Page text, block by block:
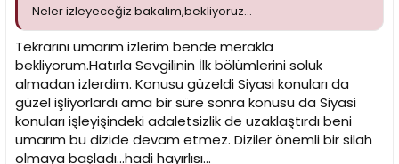
Neler izleyeceğiz bakalım,bekliyoruz...
Tekrarını umarım izlerim bende merakla
bekliyorum.Hatırla Sevgilinin İlk bölümlerini soluk
almadan izlerdim. Konusu güzeldi Siyasi konuları da
güzel işliyorlardı ama bir süre sonra konusu da Siyasi
konuları işleyişindeki adaletsizlik de uzaklaştırdı beni
umarım bu dizide devam etmez. Diziler önemli bir silah
olmaya başladı...hadi hayırlısı...